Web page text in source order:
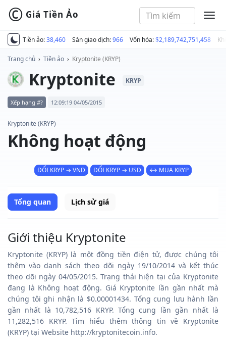
Tiền ảo:38,460 Sàn giao dịch:966 Vốn hóa:$2,189,742,751,458
© Giá Tiền Ảo
Trang chủ › Tiền ảo › Kryptonite (KRYP)
Kryptonite KRYP
Xếp hạng #? 12:09:19 04/05/2015
Kryptonite (KRYP)
Không hoạt động
ĐỔI KRYP → VND ĐỔI KRYP → USD ↔ MUA KRYP
Tổng quan Lịch sử giá
Giới thiệu Kryptonite
Kryptonite (KRYP) là một đồng tiền điện tử, được chúng tôi
thêm vào danh sách theo dõi ngày 19/10/2014 và kết thúc
theo dõi ngày 04/05/2015. Trạng thái hiện tại của Kryptonite
đang là Không hoạt động. Giá Kryptonite lần gần nhất mà
chúng tôi ghi nhận là $0.00001434. Tổng cung lưu hành lần
gần nhất là 10,782,516 KRYP. Tổng cung lần gần nhất là
11,282,516 KRYP. Tìm hiểu thêm thông tin về Kryptonite
(KRYP) tại Website http://kryptonitecoin.info.